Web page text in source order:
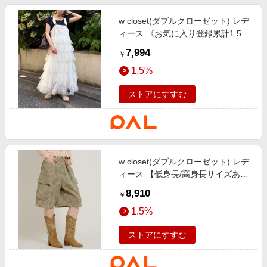
コスメ・健康・医薬品
キッズ・ベビー用品
家電・PC・スマホ・カメラ
エンタメ
スポーツ・アウトドア・ゴルフ
インテリア・寝具
旅行・レジャー・ホテル予約
生活・お役立ち
金融・マネー・保険
デジタルコンテンツ
ビジネス・その他サービス
新着ストアのご紹介
電子書籍特集
楽天ペイ導入ストア
楽天サービス特集
旅行特集
わくわく夏特集
Apple公式サイト×楽天カード分割払い
Qoo10メガポ
Samsung ボーナスキャンペーン
週末の高還元 夏の長期版
楽天IDでログイン/会員登録
w closet(ダブルクローゼット) レデ
ィース 《お気に入り登録累計1.5万
スカート/ワンピース オフホワイト
￥ 7,994
1.5%
ストアにすすむ
w closet(ダブルクローゼット) レデ
ィース 【低身長/高身長サイズあ
￥ 8,910
1.5%
ストアにすすむ